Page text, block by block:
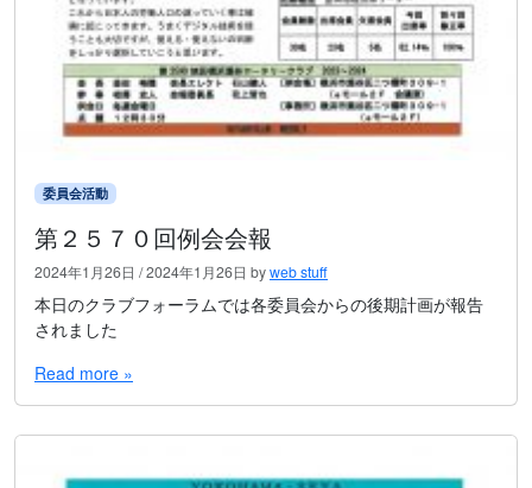
委員会活動
第２５７０回例会会報
2024年1月26日 /2024年1月26日 byweb stuff
本日のクラブフォーラムでは各委員会からの後期計画が報告
されました
Read more »